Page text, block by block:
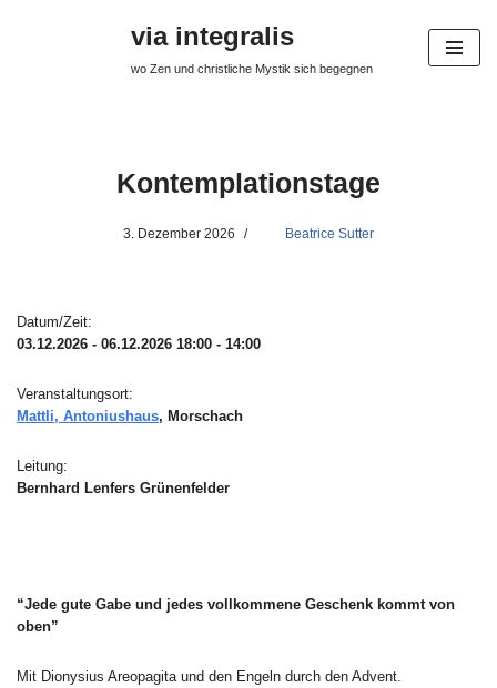
via integralis
wo Zen und christliche Mystik sich begegnen
Kontemplationstage
3. Dezember 2026 Beatrice Sutter
Datum/Zeit:
03.12.2026 - 06.12.2026 18:00 - 14:00
Veranstaltungsort:
Mattli, Antoniushaus, Morschach
Leitung:
Bernhard Lenfers Grünenfelder
“Jede gute Gabe und jedes vollkommene Geschenk kommt von
oben”
Mit Dionysius Areopagita und den Engeln durch den Advent.